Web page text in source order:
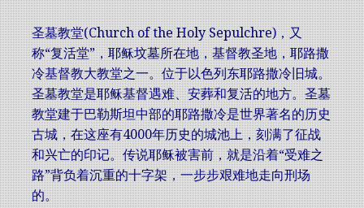
圣墓教堂(Church of the Holy Sepulchre)，又
称“复活堂”，耶稣坟墓所在地，基督教圣地，耶路撒
冷基督教大教堂之一。位于以色列东耶路撒冷旧城。
圣墓教堂是耶稣基督遇难、安葬和复活的地方。圣墓
教堂建于巴勒斯坦中部的耶路撒冷是世界著名的历史
古城，在这座有4000年历史的城池上，刻满了征战
和兴亡的印记。传说耶稣被害前，就是沿着“受难之
路”背负着沉重的十字架，一步步艰难地走向刑场
的。